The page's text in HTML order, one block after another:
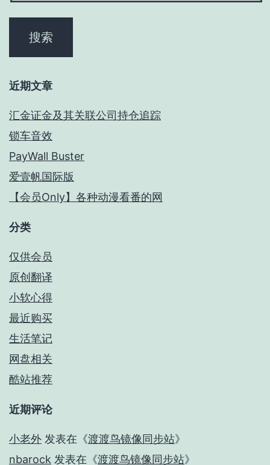
近期文章
汇金证金及其关联公司持仓追踪
锁车音效
PayWall Buster
爱壹帆国际版
【会员Only】各种动漫看番的网
分类
仅供会员
原创翻译
小软心得
最近购买
生活笔记
网盘相关
酷站推荐
近期评论
小老外 发表在《渡渡鸟镜像同步站》
nbarock 发表在《渡渡鸟镜像同步站》